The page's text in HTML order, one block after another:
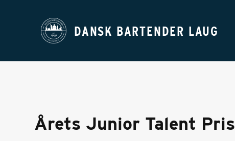
DANSK BARTENDER LAUG
Årets Junior Talent Pris